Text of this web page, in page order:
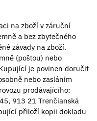
na zboží v záruční
a bez zbytečného
závady na zboží.
(poštou) nebo
je povinen doručit
nebo zasláním
prodávajícího:
913 21 Trenčianská
přiloží kopii dokladu